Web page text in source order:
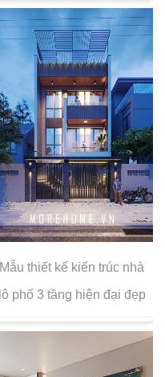
Mẫu thiết kế kiến trúc nhà
lô phố 3 tầng hiện đại đẹp